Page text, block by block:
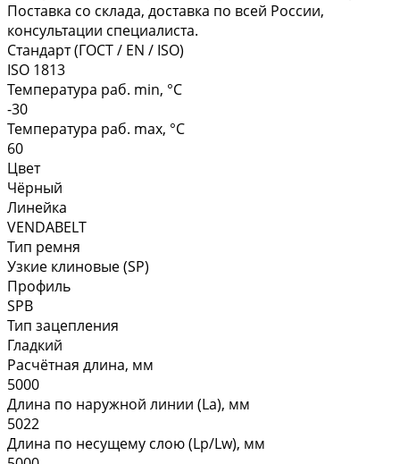
Поставка со склада, доставка по всей России,
консультации специалиста.
Стандарт (ГОСТ / EN / ISO)
ISO 1813
Температура раб. min, °C
-30
Температура раб. max, °C
60
Цвет
Чёрный
Линейка
VENDABELT
Тип ремня
Узкие клиновые (SP)
Профиль
SPB
Тип зацепления
Гладкий
Расчётная длина, мм
5000
Длина по наружной линии (La), мм
5022
Длина по несущему слою (Lp/Lw), мм